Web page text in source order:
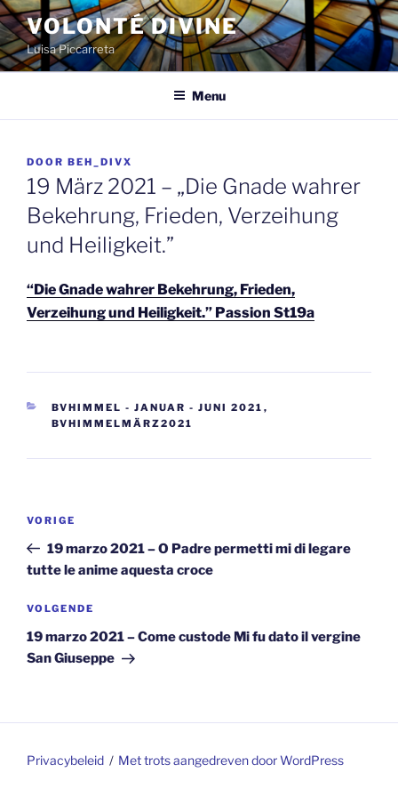
Spring
naar
de
inhoud
VOLONTÉ DIVINE
Luisa Piccarreta
Menu
GEPLAATST
OP
DOOR BEH_DIVX
19 März 2021 – „Die Gnade wahrer
Bekehrung, Frieden, Verzeihung
und Heiligkeit.”
“Die Gnade wahrer Bekehrung, Frieden,
Verzeihung und Heiligkeit.” Passion St19a
CATEGORIEËN
BVHIMMEL - JANUAR - JUNI 2021 ,
BVHIMMELMÄRZ2021
Vorig
bericht
VORIGE
19 marzo 2021 – O Padre permetti mi di legare
tutte le anime aquesta croce
Volgend
bericht
VOLGENDE
19 marzo 2021 – Come custode Mi fu dato il vergine
San Giuseppe
Privacybeleid Met trots aangedreven door WordPress